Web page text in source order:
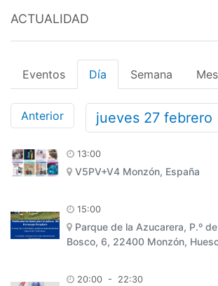
ACTUALIDAD
Eventos Día Semana Mes
Anterior jueves 27 febrero
13:00
V5PV+V4 Monzón, España
15:00
Parque de la Azucarera, P.º
Bosco, 6, 22400 Monzón,
20:00 - 22:30